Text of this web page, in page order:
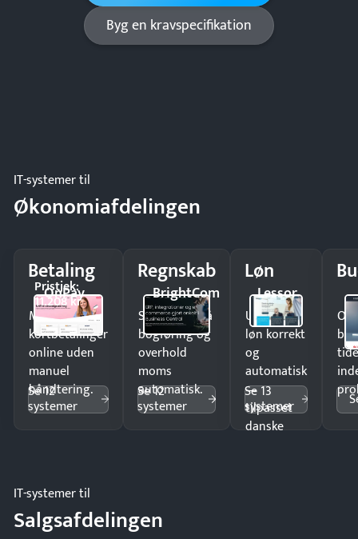
Byg en kravspecifikation
IT-systemer til
Økonomiafdelingen
Betaling
OnPay
Pristjek:
11.208 kr
Modtag
kortbetalinger
online uden
manuel
håndtering.
Se 12
systemer
Regnskab
BrightCom
Spar timer på
bogføring og
overhold
moms
automatisk.
Se 12
systemer
Løn
Lessor
Udbetal
løn korrekt
og
automatisk
—
tilpasset
danske
Se 13
systemer
IT-systemer til
Salgsafdelingen